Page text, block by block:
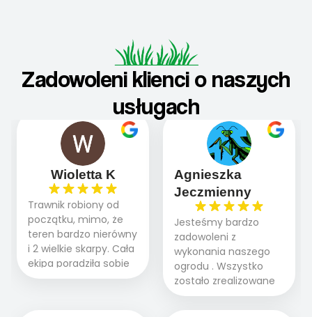
Zadowoleni klienci o naszych
usługach
Wioletta K
Trawnik robiony od
początku, mimo, że
teren bardzo nierówny
i 2 wielkie skarpy. Cała
ekipa poradziła sobie
WSPANIALE od
Agnieszka
Jeczmienny
Jesteśmy bardzo
zadowoleni z
wykonania naszego
ogrodu . Wszystko
zostało zrealizowane
fachowo, rzetelnie i